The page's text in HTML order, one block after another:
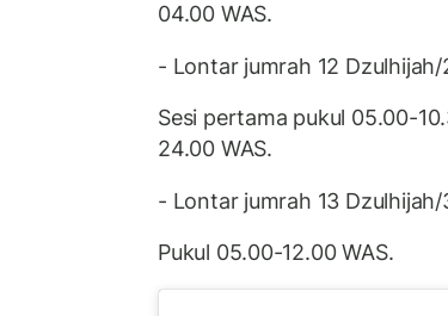
04.00 WAS.
- Lontar jumrah 12
Sesi pertama pukul 05.00-
24.00 WAS.
- Lontar jumrah 13
Pukul 05.00-12.00 WAS.